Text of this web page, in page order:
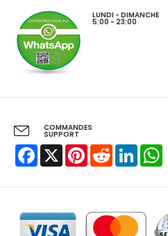
LUNDI - DIMANCHE
5:00 - 23:00
COMMANDES
SUPPORT
Facebook
X PinterestRedditLinkedIn